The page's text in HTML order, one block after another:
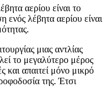
αερίου είναι το
ενός λέβητα αερίου είναι
μιας αντλίας
το μεγαλύτερο μέρος
και απαιτεί μόνο μικρό
της. Έτσι